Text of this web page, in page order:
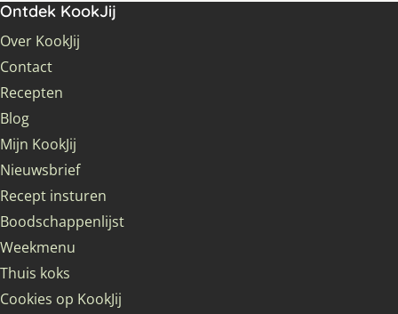
Ontdek KookJij
Over KookJij
Contact
Recepten
Blog
Mijn KookJij
Nieuwsbrief
Recept insturen
Boodschappenlijst
Weekmenu
Thuis koks
Cookies op KookJij